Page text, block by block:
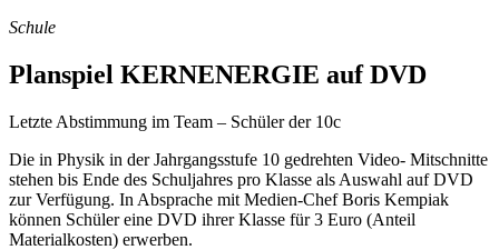
Schule
Planspiel KERNENERGIE auf DVD
Letzte Abstimmung im Team – Schüler der 10c
Die in Physik in der Jahrgangsstufe 10 gedrehten Video- Mitschnitte
stehen bis Ende des Schuljahres pro Klasse als Auswahl auf DVD
zur Verfügung. In Absprache mit Medien-Chef Boris Kempiak
können Schüler eine DVD ihrer Klasse für 3 Euro (Anteil
Materialkosten) erwerben.